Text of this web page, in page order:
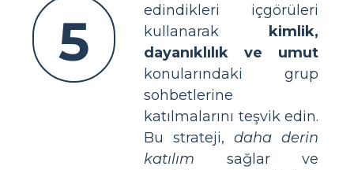
5
edindikleri içgörüleri
kullanarak
kimlik,
dayanıklılık ve umut
konularındaki grup
sohbetlerine
katılmalarını teşvik edin.
Bu strateji, daha derin
katılım sağlar ve